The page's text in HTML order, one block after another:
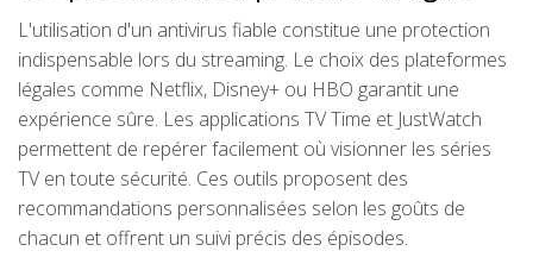
L'utilisation d'un antivirus fiable constitue une protection
indispensable lors du streaming. Le choix des plateformes
légales comme Netflix, Disney+ ou HBO garantit une
expérience sûre. Les applications TV Time et JustWatch
permettent de repérer facilement où visionner les séries
TV en toute sécurité. Ces outils proposent des
recommandations personnalisées selon les goûts de
chacun et offrent un suivi précis des épisodes.